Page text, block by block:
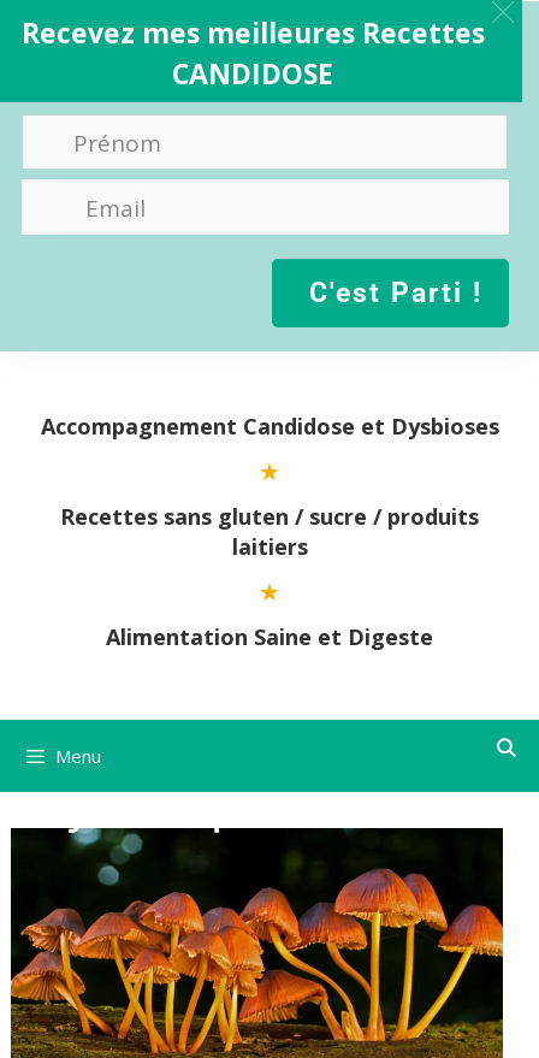
contenuAccompagnement Candidose et Dysbioses
Recettes sans gluten / sucre / produits
laitiers
Alimentation Saine et Digeste
Menu
Recevez mes meilleures Recettes
CANDIDOSE
C'est Parti !